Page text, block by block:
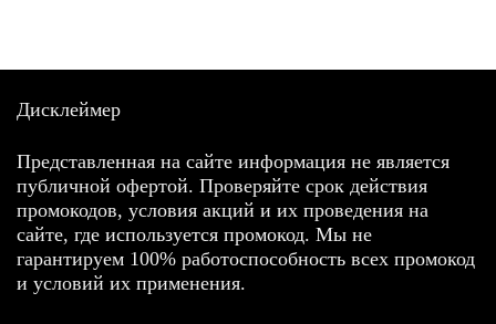
Дисклеймер
Представленная на сайте информация не является
публичной офертой. Проверяйте срок действия
промокодов, условия акций и их проведения на
сайте, где используется промокод. Мы не
гарантируем 100% работоспособность всех промокод
и условий их применения.